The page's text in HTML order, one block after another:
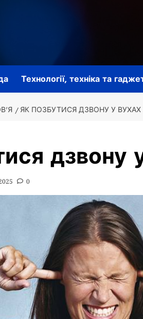
Технології, техніка та
ЯК ПОЗБУТИСЯ ДЗВОНУ У ВУХАХ
дзвону
0